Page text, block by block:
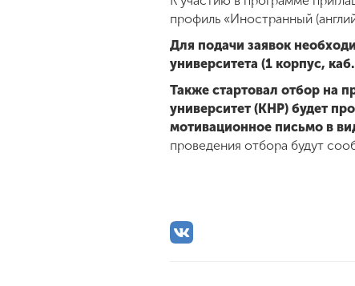
профиль «Иностранный
Для подачи заявок
университета (1 корпус,
Также стартовал отбор на
университет (КНР) будет
мотивационное письмо в
проведения отбора будут